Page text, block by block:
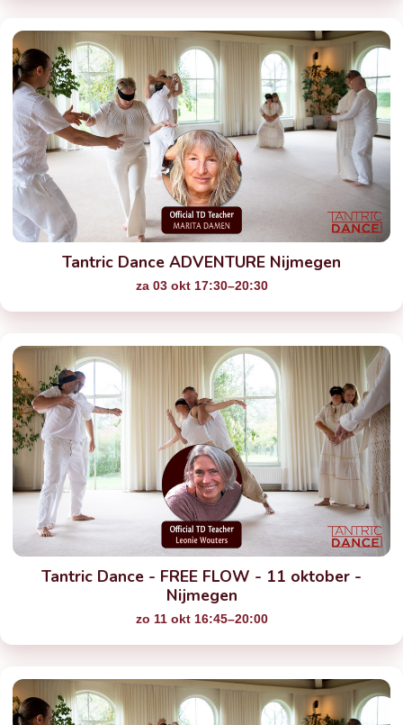
Tantric Dance ADVENTURE Nijmegen
za 03 okt 17:30–20:30
Tantric Dance - FREE FLOW - 11 oktober -
Nijmegen
zo 11 okt 16:45–20:00